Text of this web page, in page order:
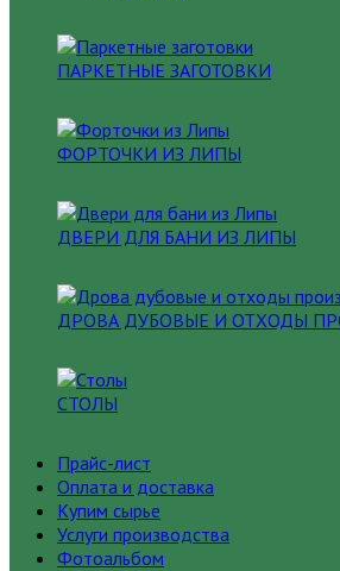
ПАРКЕТНЫЕ ЗАГОТОВКИ
ФОРТОЧКИ ИЗ ЛИПЫ
ДВЕРИ ДЛЯ БАНИ ИЗ ЛИПЫ
ДРОВА ДУБОВЫЕ И ОТХОДЫ
СТОЛЫ
Прайс-лист
Оплата и доставка
Купим сырье
Услуги производства
Фотоальбом